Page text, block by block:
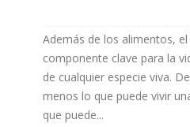
Además de los alimentos, el
componente clave para la
de cualquier especie viva.
menos lo que puede vivir
que puede...